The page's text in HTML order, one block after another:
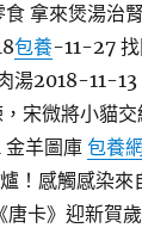
拿來煲湯治
包養-11-27 找
湯2018-11-13
宋微將小貓交
金羊圖庫包養網
！感觸感染來
唐卡》迎新賀